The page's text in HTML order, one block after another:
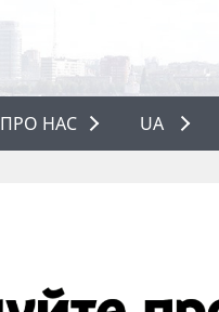
ПРО НАС
UA